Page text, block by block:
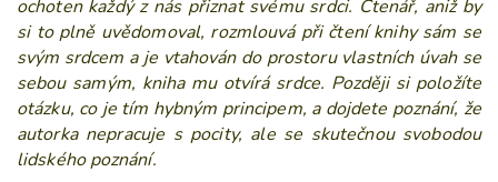
ochoten každý z nás přiznat svému srdci. Čtenář, aniž by
si to plně uvědomoval, rozmlouvá při čtení knihy sám se
svým srdcem a je vtahován do prostoru vlastních úvah se
sebou samým, kniha mu otvírá srdce. Později si položíte
otázku, co je tím hybným principem, a dojdete poznání, že
autorka nepracuje s pocity, ale se skutečnou svobodou
lidského poznání.